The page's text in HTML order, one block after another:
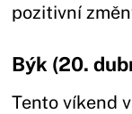
pozitivní
Býk (20.
Tento víkend